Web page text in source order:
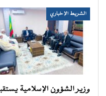
الشريط الإخباري
وزير الشؤون الإسلامية